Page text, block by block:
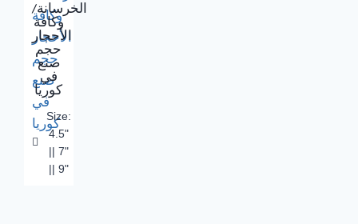
الخرسانة/
وكافة
الأحجار
حجم
صنع
في
كوريا
Size:
4.5"
|| 7"
|| 9"